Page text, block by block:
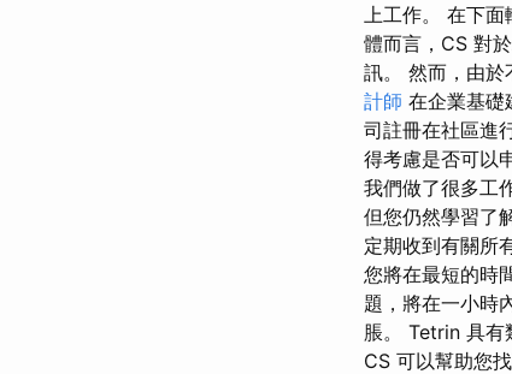
上工作。 在下
體而言，CS 對
訊。 然而，由於
計師 在企業基礎
司註冊在社區進
得考慮是否可以
我們做了很多工
但您仍然學習了
定期收到有關所
您將在最短的時
題，將在一小時
脹。 Tetrin 具有
CS 可以幫助您